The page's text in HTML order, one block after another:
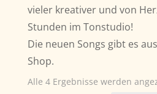
vieler kreativer und von
Stunden im Tonstudio!
Die neuen Songs gibt es
Shop.
Alle 4 Ergebnisse werden